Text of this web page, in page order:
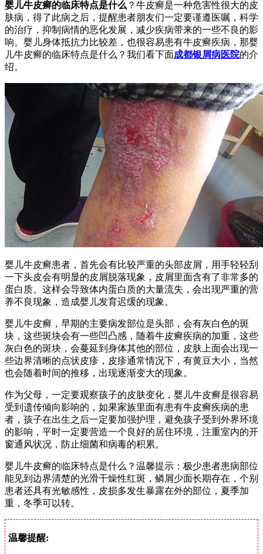
婴儿牛皮癣的临床特点是什么 ？牛皮癣是一种危害性很大的皮
肤病，得了此病之后，提醒患者朋友们一定要谨遵医嘱，科学
的治疗，抑制病情的恶化发展，减少疾病带来的一些不良的影
响。婴儿身体抵抗力比较差，也很容易患有牛皮癣疾病，那婴
儿牛皮癣的临床特点是什么？我们看下面成都银屑病医院的介
绍。
婴儿牛皮癣患者，首先会有比较严重的头部皮屑，用手轻轻刮
一下头皮会有明显的皮屑脱落现象，皮屑里面含有了非常多的
蛋白质。这样会导致体内蛋白质的大量流失，会出现严重的营
养不良现象，造成婴儿发育迟缓的现象。
婴儿牛皮癣，早期的主要病发部位是头部，会有灰白色的斑
块，这些斑块会有一些凹凸感，随着牛皮癣疾病的加重，这些
灰白色的斑块，会蔓延到身体其他的部位，皮肤上面会出现一
些边界清晰的点状皮疹，皮疹通常情况下，有黄豆大小，当然
也会随着时间的推移，出现逐渐变大的现象。
作为父母，一定要观察孩子的皮肤变化，婴儿牛皮癣是很容易
受到遗传倾向影响的，如果家族里面有患有牛皮癣疾病的患
者，孩子在出生之后一定要加强护理，避免孩子受到外界环境
的影响，平时一定要营造一个良好的居住环境，注重室内的开
窗通风状况，防止细菌和病毒的积累。
婴儿牛皮癣的临床特点是什么？温馨提示：极少患者患病部位
能见到边界清楚的光滑干燥性红斑，鳞屑少面长期存在，个别
患者还具有光敏感性，皮损多发生暴露在外的部位，夏季加
重，冬季可以转。
温馨提醒: